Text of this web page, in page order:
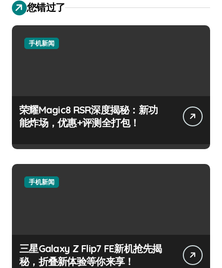
您错过了
手机新闻
荣耀Magic8 RSR深度揭秘：新功
能炸场，优惠+评测全打包！
手机新闻
三星Galaxy Z Flip7 FE新机抢先揭
秘，折叠新体验等你来享！